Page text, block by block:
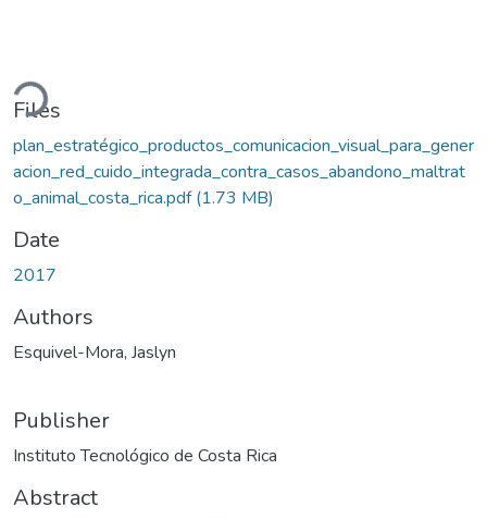
Files
plan_estratégico_productos_comunicacion_visual_para_gener
acion_red_cuido_integrada_contra_casos_abandono_maltrat
o_animal_costa_rica.pdf(1.73 MB)
Date
2017
Authors
Esquivel-Mora, Jaslyn
Publisher
Instituto Tecnológico de Costa Rica
Abstract